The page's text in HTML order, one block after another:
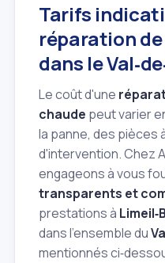
Tarifs
réparation
dans le
Le coût d'une
chaude peut varier
la panne, des pièces
d'intervention. Chez
engageons à vous
transparents et
prestations à
dans l'ensemble du
mentionnés